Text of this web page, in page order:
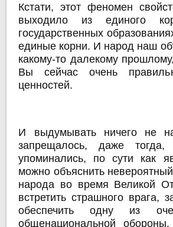
Кстати, этот феномен
выходило из единого
государственных
единые корни. И народ наш
какому-то далекому
Вы сейчас очень
ценностей.
И выдумывать ничего не
запрещалось, даже тогда,
упоминались, по сути как
можно объяснить
народа во время Великой
встретить страшного
обеспечить одну из
общенациональной